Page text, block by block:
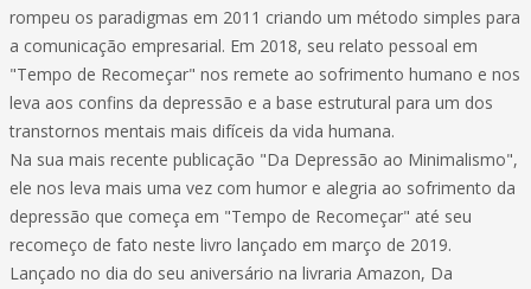
rompeu os paradigmas em 2011 criando um método simples para
a comunicação empresarial. Em 2018, seu relato pessoal em
"Tempo de Recomeçar" nos remete ao sofrimento humano e nos
leva aos confins da depressão e a base estrutural para um dos
transtornos mentais mais difíceis da vida humana.
Na sua mais recente publicação "Da Depressão ao Minimalismo",
ele nos leva mais uma vez com humor e alegria ao sofrimento da
depressão que começa em "Tempo de Recomeçar" até seu
recomeço de fato neste livro lançado em março de 2019.
Lançado no dia do seu aniversário na livraria Amazon, Da